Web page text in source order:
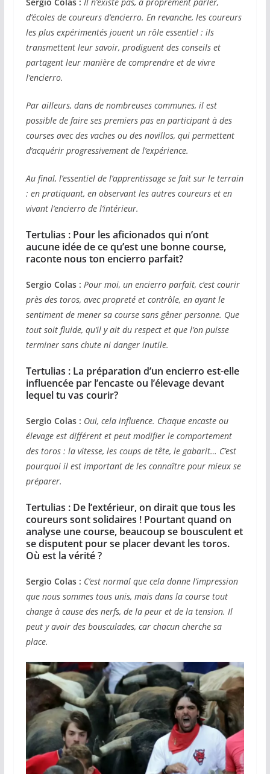
d’écoles de coureurs d’encierro. En revanche, les coureurs
les plus expérimentés jouent un rôle essentiel : ils
transmettent leur savoir, prodiguent des conseils et
partagent leur manière de comprendre et de vivre
l’encierro.
Par ailleurs, dans de nombreuses communes, il est
possible de faire ses premiers pas en participant à des
courses avec des vaches ou des novillos, qui permettent
d’acquérir progressivement de l’expérience.
Au final, l’essentiel de l’apprentissage se fait sur le terrain
: en pratiquant, en observant les autres coureurs et en
vivant l’encierro de l’intérieur.
Tertulias : Pour les aficionados qui n’ont
aucune idée de ce qu’est une bonne course,
raconte nous ton encierro parfait?
Sergio Colas : Pour moi, un encierro parfait, c’est courir
près des toros, avec propreté et contrôle, en ayant le
sentiment de mener sa course sans gêner personne. Que
tout soit fluide, qu’il y ait du respect et que l’on puisse
terminer sans chute ni danger inutile.
Tertulias : La préparation d’un encierro est-elle
influencée par l’encaste ou l’élevage devant
lequel tu vas courir?
Sergio Colas : Oui, cela influence. Chaque encaste ou
élevage est différent et peut modifier le comportement
des toros : la vitesse, les coups de tête, le gabarit… C’est
pourquoi il est important de les connaître pour mieux se
préparer.
Tertulias : De l’extérieur, on dirait que tous les
coureurs sont solidaires ! Pourtant quand on
analyse une course, beaucoup se bousculent et
se disputent pour se placer devant les toros.
Où est la vérité ?
Sergio Colas : C’est normal que cela donne l’impression
que nous sommes tous unis, mais dans la course tout
change à cause des nerfs, de la peur et de la tension. Il
peut y avoir des bousculades, car chacun cherche sa
place.